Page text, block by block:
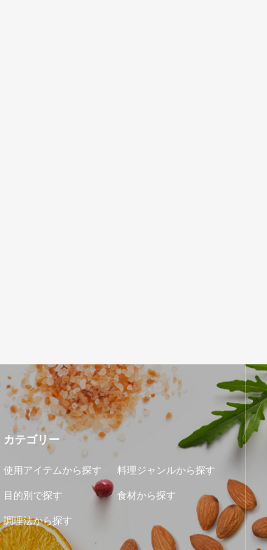
カテゴリー
使用アイテムから探す 料理ジャンルから探す
目的別で探す 食材から探す
調理法から探す